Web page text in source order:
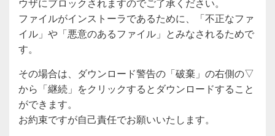
ファイルがインストーラであるために、「不正なファ
イル」や「悪意のあるファイル」とみなされるためで
す。
その場合は、ダウンロード警告の「破棄」の右側の▽
から「継続」をクリックするとダウンロードすること
ができます。
お約束ですが自己責任でお願いいたします。